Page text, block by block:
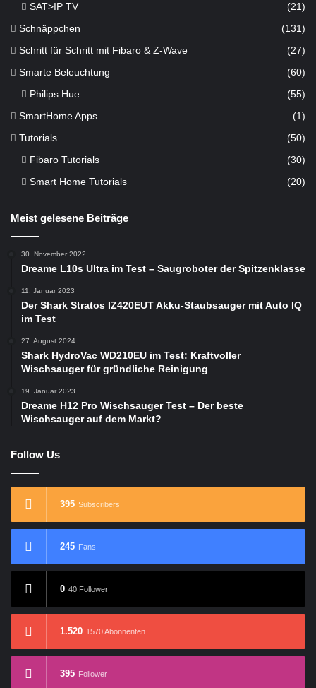
SAT>IP TV
(21)
Schnäppchen (131)
Schritt für Schritt mit Fibaro & Z-Wave (27)
Smarte Beleuchtung (60)
Philips Hue (55)
SmartHome Apps (1)
Tutorials (50)
Fibaro Tutorials
(30)
Smart Home Tutorials
(20)
Meist gelesene Beiträge
30. November 2022
Dreame L10s Ultra im Test – Saugroboter der Spitzenklasse
11. Januar 2023
Der Shark Stratos IZ420EUT Akku-Staubsauger mit Auto IQ
im Test
27. August 2024
Shark HydroVac WD210EU im Test: Kraftvoller
Wischsauger für gründliche Reinigung
19. Januar 2023
Dreame H12 Pro Wischsauger Test – Der beste
Wischsauger auf dem Markt?
Follow Us
395 Subscribers
245 Fans
0 40 Follower
1.520 1570 Abonnenten
395 Follower